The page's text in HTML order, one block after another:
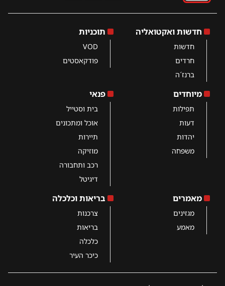
חדשות ואקטואליה
חדשות
חרדים
ברנז´ה
תוכניות
VOD
פודקאסטים
מיוחדים
תפילות
דעות
יהדות
משפחה
פנאי
בית וסטייל
אוכל ומתכונים
תיירות
מוזיקה
רכב ותחבורה
דיגיטל
מאמרים
מגזינים
מאמע
בריאות וכלכלה
צרכנות
בריאות
כלכלה
כיכר העיר